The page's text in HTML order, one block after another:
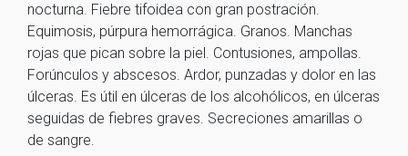
nocturna. Fiebre tifoidea con gran postración.
Equimosis, púrpura hemorrágica. Granos. Manchas
rojas que pican sobre la piel. Contusiones, ampollas.
Forúnculos y abscesos. Ardor, punzadas y dolor en las
úlceras. Es útil en úlceras de los alcohólicos, en úlceras
seguidas de fiebres graves. Secreciones amarillas o
de sangre.